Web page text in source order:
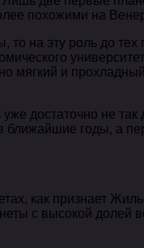
похожими на
то на эту роль до
мягкий и
достаточно не так
ближайшие годы, а
как признает
с высокой